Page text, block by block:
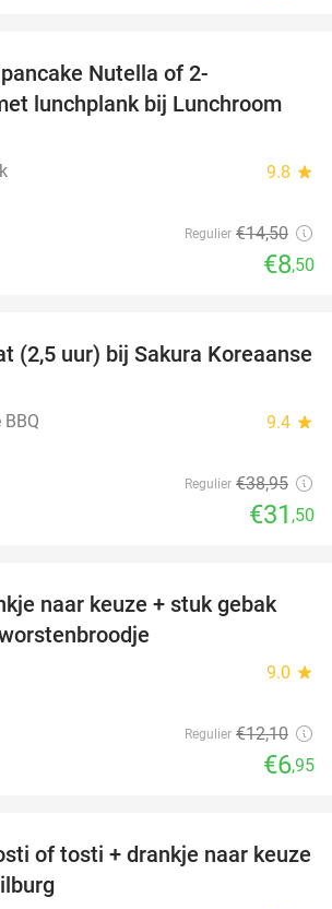
Nutella of 2-
lunchplank bij Lunchroom
9.8 star
Regulier €14,50
€8,50
19%
(2,5 uur) bij Sakura Koreaanse
9.4 star
Regulier €38,95
€31 ,50
43%
naar keuze + stuk gebak
9.0 star
Regulier €12,10
€6,95
38%
of tosti + drankje naar keuze